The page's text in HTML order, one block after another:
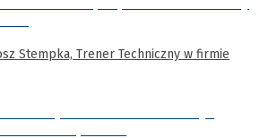
Stempka, Trener Techniczny w firmie